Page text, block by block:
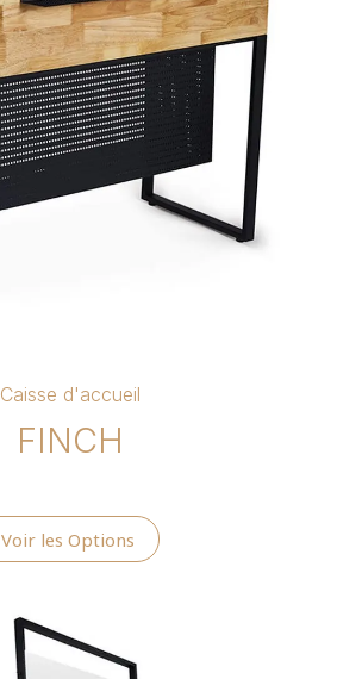
Caisse d'accueil
FINCH
Voir les Options